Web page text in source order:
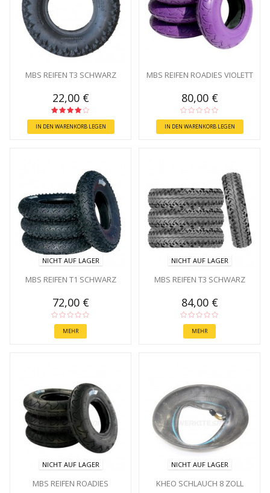
MBS REIFEN T3 SCHWARZ
22,00 €
IN DEN WARENKORB LEGEN
MBS REIFEN ROADIES VIOLETT
80,00 €
IN DEN WARENKORB LEGEN
NICHT AUF LAGER
MBS REIFEN T1 SCHWARZ
72,00 €
MEHR
NICHT AUF LAGER
MBS REIFEN T3 SCHWARZ
84,00 €
MEHR
NICHT AUF LAGER
MBS REIFEN ROADIES
NICHT AUF LAGER
KHEO SCHLAUCH 8 ZOLL